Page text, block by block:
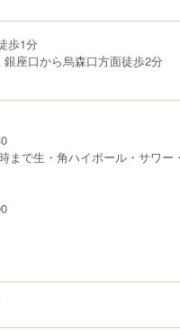
歩1分
座口から烏森口方面徒歩2分
まで生・角ハイボール・サワ